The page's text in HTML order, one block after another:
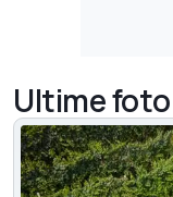
Ultime foto